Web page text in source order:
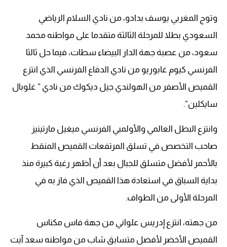
وتوج المغربي يوسف بدادو، من نادي السلام الرياضي
السعودي بطلا للمرحلة الثالثة متقدما على مواطنه محمد
سعود، من عصبة جهة الدار البيضاء سطات، فيما حل ثالثا
الفرنسي كيوم غابوريو من نادي الدفاع الفرنسي الذي انتزع
القميص الأصفر من الهولندي جيل ديكوك من نادي ” غلوبال
سايكلين”.
وانتزع البطل العالمي والأولمبي الفرنسي ميغيل مارتينيز
صاحب التخصص في تسلق المرتفعات القميص المنقط
بالأحمر لأفضل متسلق للجبال بعد أن أظهر رغبة كبيرة منذ
بداية السباق في استعادة هذا القميص الذي فاز به في
المرحلة الأولى من الطواف.
من جهته، انتزع إدريس علواني من جهة فاس مكناس
القميص الأخضر لأفضل متسابق شاب من مواطنه سعد آيت